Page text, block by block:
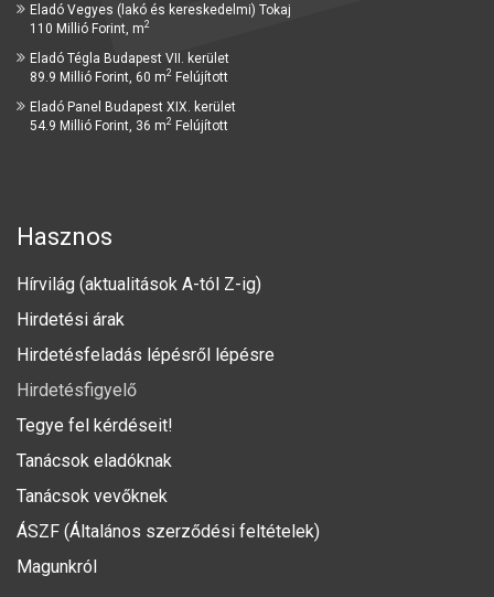
Eladó Vegyes (lakó és kereskedelmi) Tokaj
110 Millió Forint, m2
Eladó Tégla Budapest VII. kerület
89.9 Millió Forint, 60 m2 Felújított
Eladó Panel Budapest XIX. kerület
54.9 Millió Forint, 36 m2 Felújított
Hasznos
Hírvilág (aktualitások A-tól Z-ig)
Hirdetési árak
Hirdetésfeladás lépésről lépésre
Hirdetésfigyelő
Tegye fel kérdéseit!
Tanácsok eladóknak
Tanácsok vevőknek
ÁSZF (Általános szerződési feltételek)
Magunkról